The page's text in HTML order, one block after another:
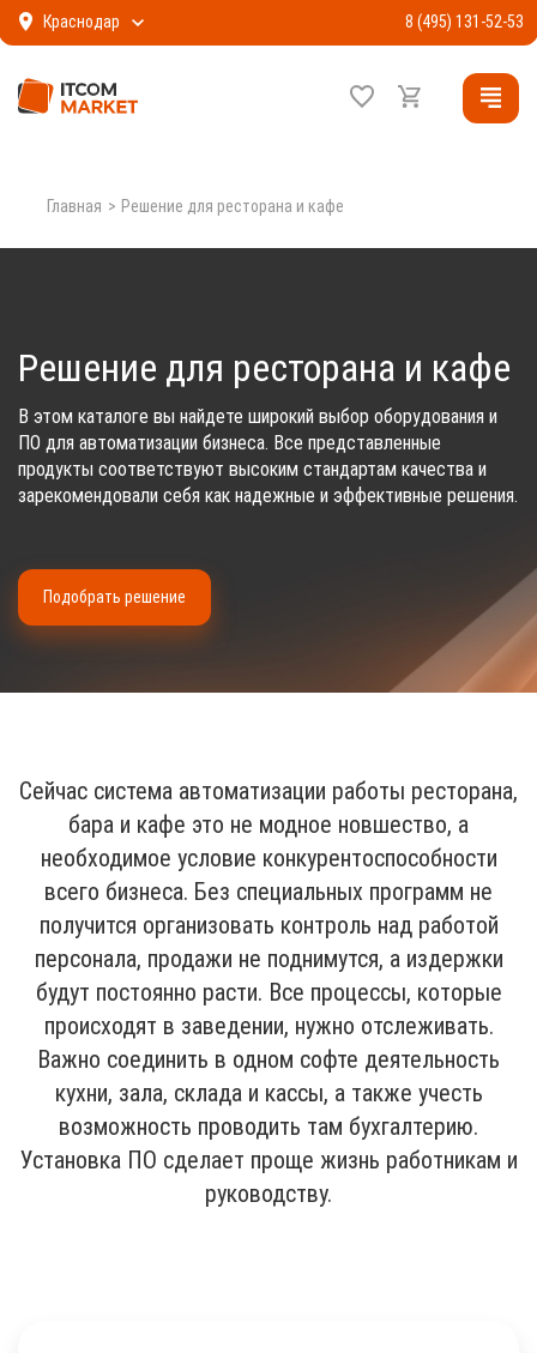
Краснодар 8 (495) 131-52-53
Главная Решение для ресторана и кафе
Решение для ресторана и кафе
В этом каталоге вы найдете широкий выбор оборудования и
ПО для автоматизации бизнеса. Все представленные
продукты соответствуют высоким стандартам качества и
зарекомендовали себя как надежные и эффективные решения.
Подобрать решение
Сейчас система автоматизации работы ресторана,
бара и кафе это не модное новшество, а
необходимое условие конкурентоспособности
всего бизнеса. Без специальных программ не
получится организовать контроль над работой
персонала, продажи не поднимутся, а издержки
будут постоянно расти. Все процессы, которые
происходят в заведении, нужно отслеживать.
Важно соединить в одном софте деятельность
кухни, зала, склада и кассы, а также учесть
возможность проводить там бухгалтерию.
Установка ПО сделает проще жизнь работникам и
руководству.